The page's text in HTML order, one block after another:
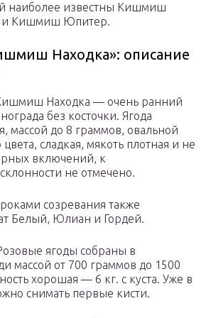
наиболее известны Кишмиш
и Кишмиш Юпитер.
Находка»: описание
Находка — очень ранний
без косточки. Ягода
массой до 8 граммов, овальной
сладкая, мякоть плотная и не
включений, к
не отмечено.
созревания также
Белый, Юлиан и Гордей.
ягоды собраны в
массой от 700 граммов до 1500
хорошая — 6 кг. с куста. Уже в
снимать первые кисти.